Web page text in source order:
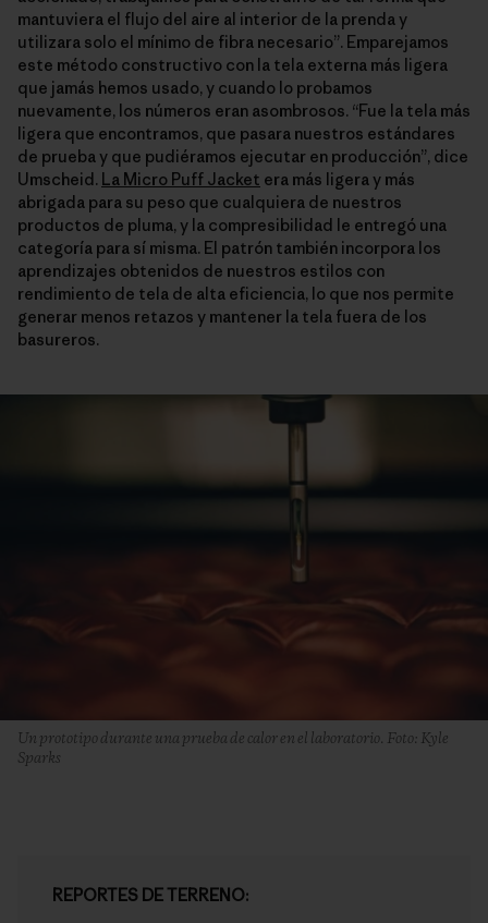
mantuviera el flujo del aire al interior de la prenda y
utilizara solo el mínimo de fibra necesario”. Emparejamos
este método constructivo con la tela externa más ligera
que jamás hemos usado, y cuando lo probamos
nuevamente, los números eran asombrosos. “Fue la tela más
ligera que encontramos, que pasara nuestros estándares
de prueba y que pudiéramos ejecutar en producción”, dice
Umscheid. La Micro Puff Jacket era más ligera y más
abrigada para su peso que cualquiera de nuestros
productos de pluma, y la compresibilidad le entregó una
categoría para sí misma. El patrón también incorpora los
aprendizajes obtenidos de nuestros estilos con
rendimiento de tela de alta eficiencia, lo que nos permite
generar menos retazos y mantener la tela fuera de los
basureros.
Un prototipo durante una prueba de calor en el laboratorio. Foto: Kyle
Sparks
REPORTES DE TERRENO: